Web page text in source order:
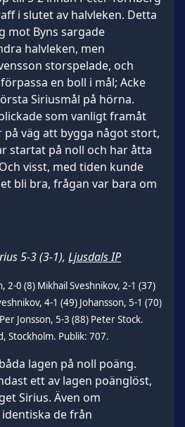
i slutet av halvleken. Detta
mot Byns sargade
halvleken, men
storspelade, och
en boll i mål; Acke
Siriusmål på hörna.
som vanligt framåt
på väg att bygga något stort,
startat på noll och har åtta
visst, med tiden kunde
bli bra, frågan var bara om
5-3 (3-1), Ljusdals IP
2-0 (8) Mikhail Sveshnikov, 2-1 (37)
4-1 (49) Johansson, 5-1 (70)
Jonsson, 5-3 (88) Peter Stock.
Stockholm. Publik: 707.
lagen på noll poäng.
ett av lagen poänglöst,
Sirius. Även om
de från